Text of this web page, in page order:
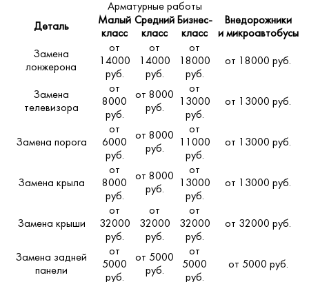
Арматурные работы
Деталь
Малый
класс
Средний
класс
Бизнес-
класс
Внедорожники
и микроавтобусы
Замена
лонжерона
от
14000
руб.
от
14000
руб.
от
18000
руб.
от 18000 руб.
Замена
телевизора
от
8000
руб.
от 8000
руб.
от
13000
руб.
от 13000 руб.
Замена порога
от
6000
руб.
от 8000
руб.
от
11000
руб.
от 13000 руб.
Замена крыла
от
8000
руб.
от 8000
руб.
от
13000
руб.
от 13000 руб.
Замена крыши
от
32000
руб.
от
32000
руб.
от
32000
руб.
от 32000 руб.
Замена задней
панели
от
5000
руб.
от 5000
руб.
от
5000
руб.
от 5000 руб.